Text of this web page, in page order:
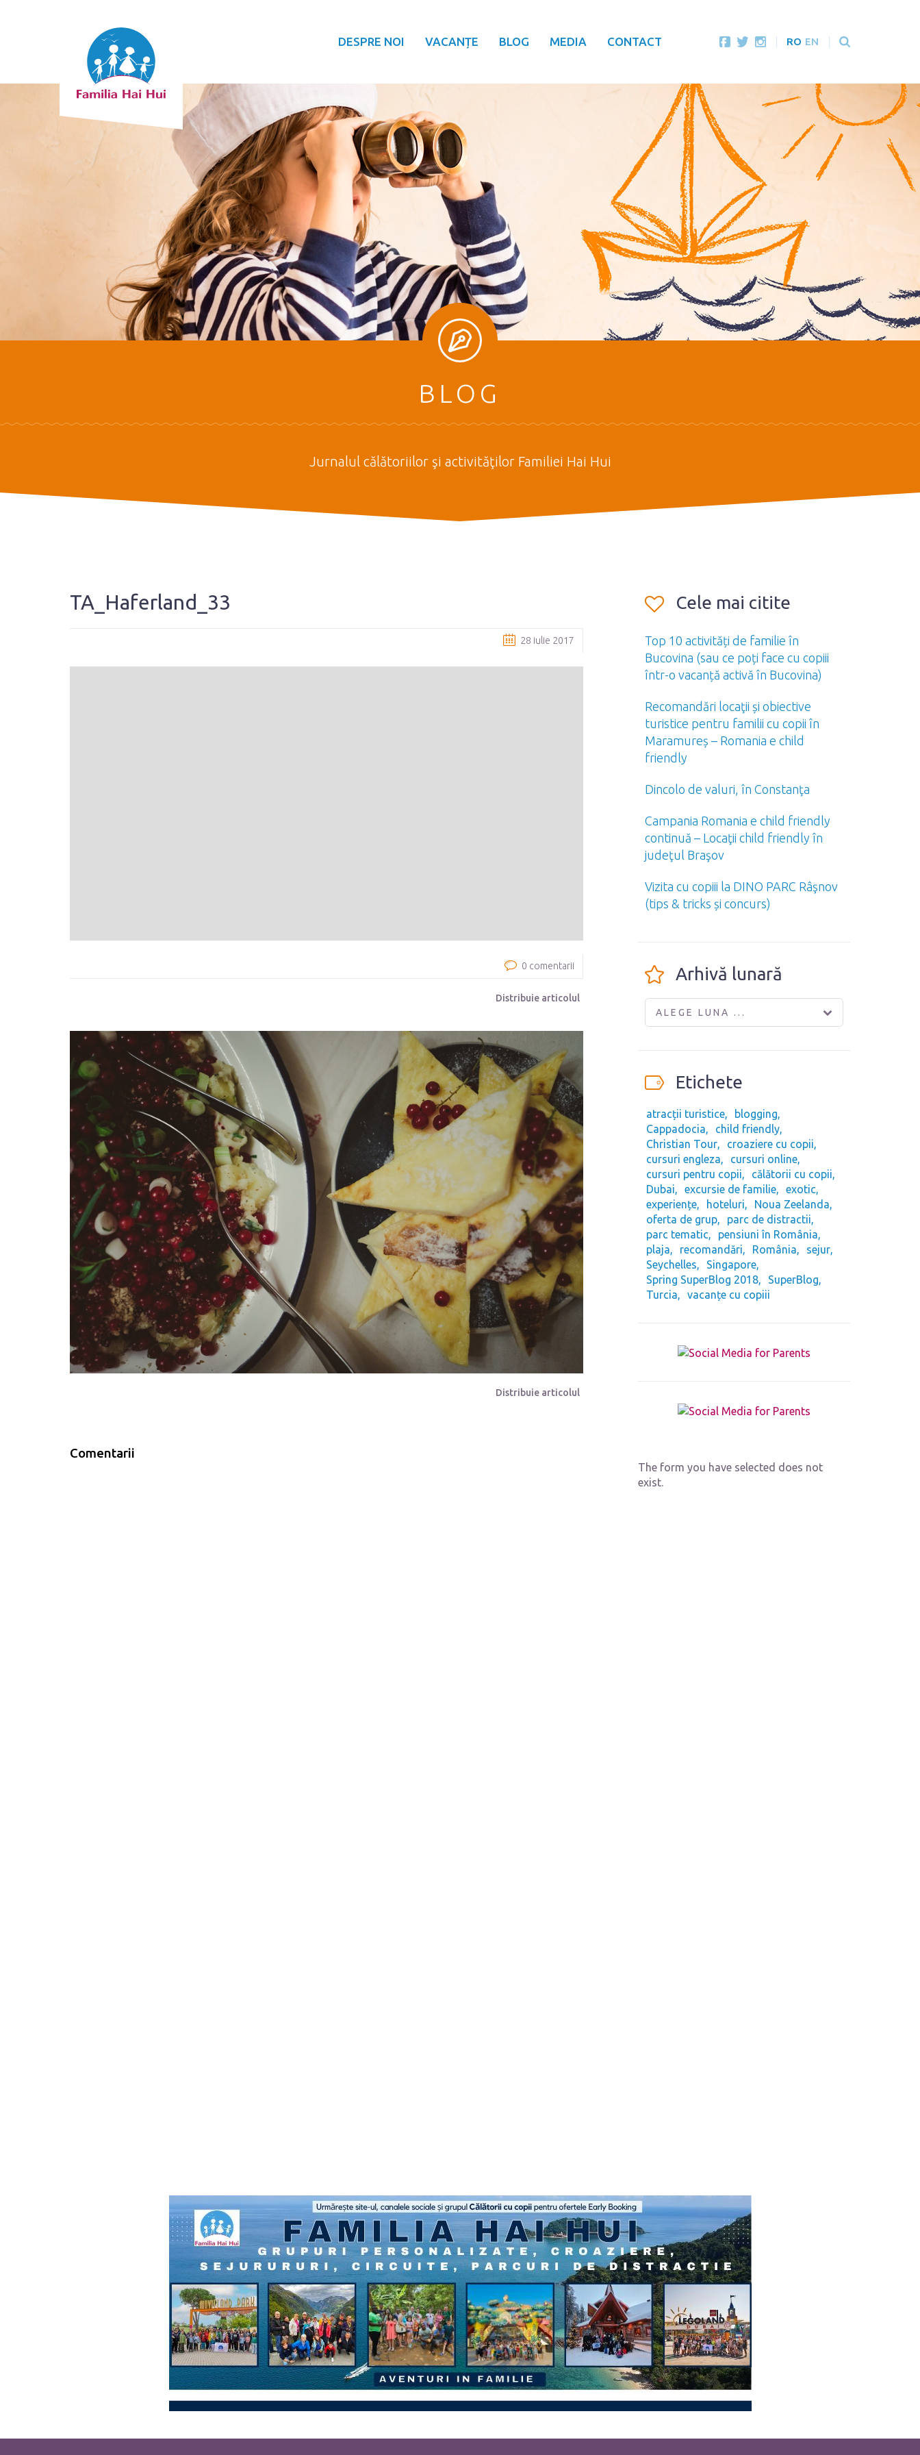
DESPRE NOI VACANȚE BLOG MEDIA CONTACT RO EN
BLOG
Jurnalul călătoriilor şi activităţilor Familiei Hai Hui
TA_Haferland_33
28 iulie 2017
0 comentarii
Distribuie articolul
Distribuie articolul
Comentarii
Cele mai citite
Top 10 activități de familie în
Bucovina (sau ce poți face cu copiii
într-o vacanță activă în Bucovina)
Recomandări locaţii și obiective
turistice pentru familii cu copii în
Maramureș – Romania e child
friendly
Dincolo de valuri, în Constanţa
Campania Romania e child friendly
continuă – Locaţii child friendly în
judeţul Braşov
Vizita cu copiii la DINO PARC Râşnov
(tips & tricks și concurs)
Arhivă lunară
ALEGE LUNA ...
Etichete
atracții turistice
blogging
Cappadocia
child friendly
Christian Tour
croaziere cu copii
cursuri engleza
cursuri online
cursuri pentru copii
călătorii cu copii
Dubai
excursie de familie
exotic
experiențe
hoteluri
Noua Zeelanda
oferta de grup
parc de distractii
parc tematic
pensiuni în România
plaja
recomandări România
sejur
Seychelles
Singapore
Spring SuperBlog 2018
SuperBlog
Turcia
vacanțe cu copiii
The form you have selected does not
exist.